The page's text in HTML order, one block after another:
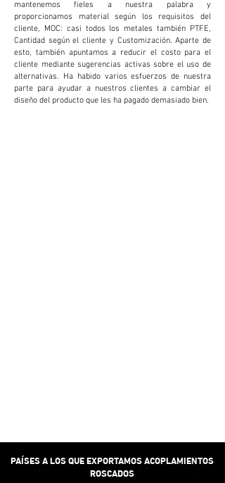
mantenemos fieles a nuestra palabra y
proporcionamos material según los requisitos del
cliente, MOC: casi todos los metales también PTFE,
Cantidad según el cliente y Customización. Aparte de
esto, también apuntamos a reducir el costo para el
cliente mediante sugerencias activas sobre el uso de
alternativas. Ha habido varios esfuerzos de nuestra
parte para ayudar a nuestros clientes a cambiar el
diseño del producto que les ha pagado demasiado bien.
PAÍSES A LOS QUE EXPORTAMOS ACOPLAMIENTOS
ROSCADOS